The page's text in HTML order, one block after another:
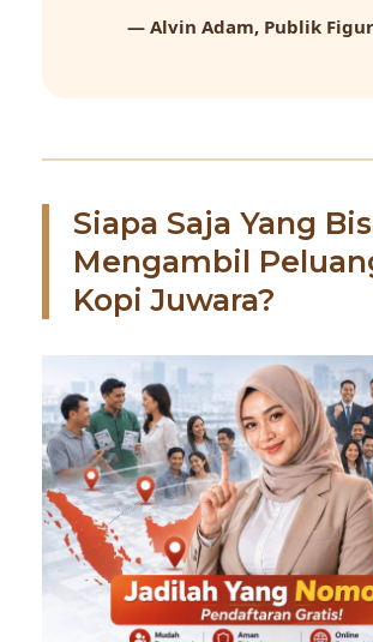
— Alvin Adam, Publik
Siapa Saja Yang
Mengambil
Kopi Juwara?